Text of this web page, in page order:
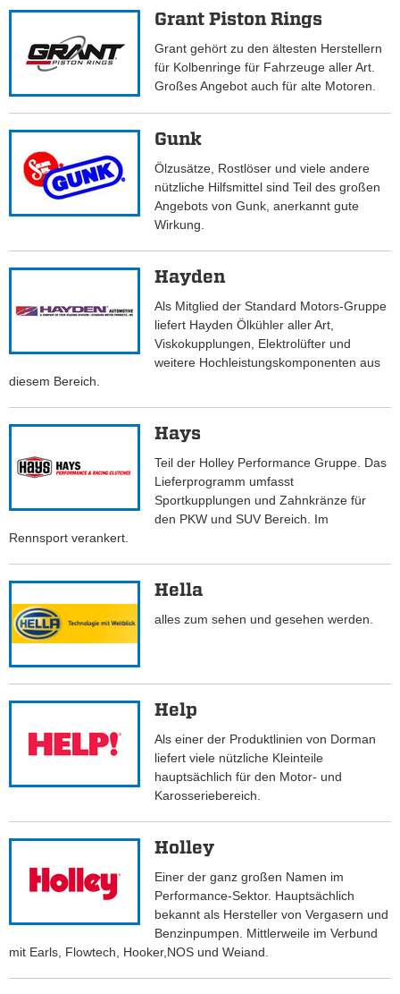
Grant Piston Rings
Grant gehört zu den ältesten Herstellern
für Kolbenringe für Fahrzeuge aller Art.
Großes Angebot auch für alte Motoren.
Gunk
Ölzusätze, Rostlöser und viele andere
nützliche Hilfsmittel sind Teil des großen
Angebots von Gunk, anerkannt gute
Wirkung.
Hayden
Als Mitglied der Standard Motors-Gruppe
liefert Hayden Ölkühler aller Art,
Viskokupplungen, Elektrolüfter und
weitere Hochleistungskomponenten aus
diesem Bereich.
Hays
Teil der Holley Performance Gruppe. Das
Lieferprogramm umfasst
Sportkupplungen und Zahnkränze für
den PKW und SUV Bereich. Im
Rennsport verankert.
Hella
alles zum sehen und gesehen werden.
Help
Als einer der Produktlinien von Dorman
liefert viele nützliche Kleinteile
hauptsächlich für den Motor- und
Karosseriebereich.
Holley
Einer der ganz großen Namen im
Performance-Sektor. Hauptsächlich
bekannt als Hersteller von Vergasern und
Benzinpumpen. Mittlerweile im Verbund
mit Earls, Flowtech, Hooker,NOS und Weiand.